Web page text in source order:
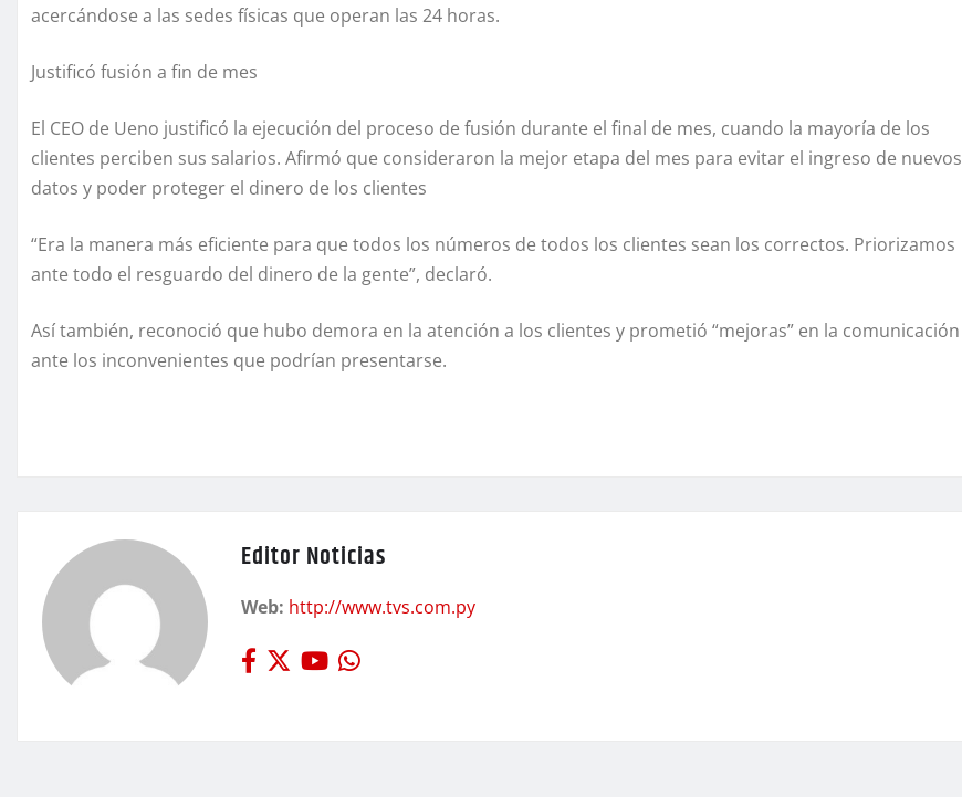
acercándose a las sedes físicas que operan las 24 horas.
Justificó fusión a fin de mes
El CEO de Ueno justificó la ejecución del proceso de fusión durante el final de mes, cuando la mayoría de los
clientes perciben sus salarios. Afirmó que consideraron la mejor etapa del mes para evitar el ingreso de nuevos
datos y poder proteger el dinero de los clientes
“Era la manera más eficiente para que todos los números de todos los clientes sean los correctos. Priorizamos
ante todo el resguardo del dinero de la gente”, declaró.
Así también, reconoció que hubo demora en la atención a los clientes y prometió “mejoras” en la comunicación
ante los inconvenientes que podrían presentarse.
Editor Noticias
Web: http://www.tvs.com.py